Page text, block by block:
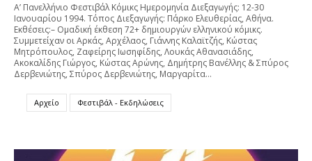
Α’ Πανελλήνιο Φεστιβάλ Κόμικς Ημερομηνία Διεξαγωγής: 12-30
Ιανουαρίου 1994. Τόπος Διεξαγωγής: Πάρκο Ελευθερίας, Αθήνα.
Εκθέσεις:– Ομαδική έκθεση 72+ δημιουργών ελληνικού κόμικς.
Συμμετείχαν οι Αρκάς, Αρχέλαος, Γιάννης Καλαϊτζής, Κώστας
Μητρόπουλος, Ζαφείρης Ιωσηφίδης, Λουκάς Αθανασιάδης,
Ακοκαλίδης Γιώργος, Κώστας Αρώνης, Δημήτρης Βανέλλης & Σπύρος
Δερβενιώτης, Σπύρος Δερβενιώτης, Μαργαρίτα…
Αρχείο Φεστιβάλ - Εκδηλώσεις